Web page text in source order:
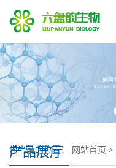
产品展厅
您当前的位置： 网站首页 >